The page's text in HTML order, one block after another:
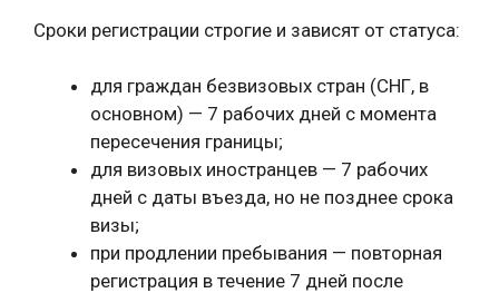
Сроки регистрации строгие и зависят от статуса:
для граждан безвизовых стран (СНГ, в
основном) — 7 рабочих дней с момента
пересечения границы;
для визовых иностранцев — 7 рабочих
дней с даты въезда, но не позднее срока
визы;
при продлении пребывания — повторная
регистрация в течение 7 дней после